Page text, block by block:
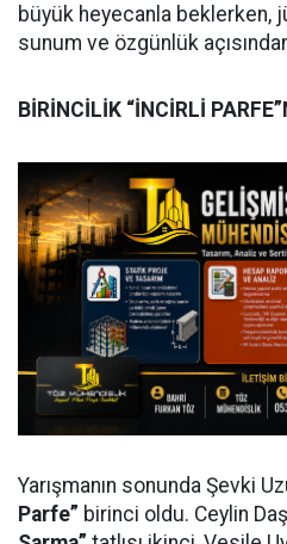
büyük heyecanla beklerken,
sunum ve özgünlük
BİRİNCİLİK “İNCİRLİ
Yarışmanın sonunda Şevki
Parfe” birinci oldu. Ceylin